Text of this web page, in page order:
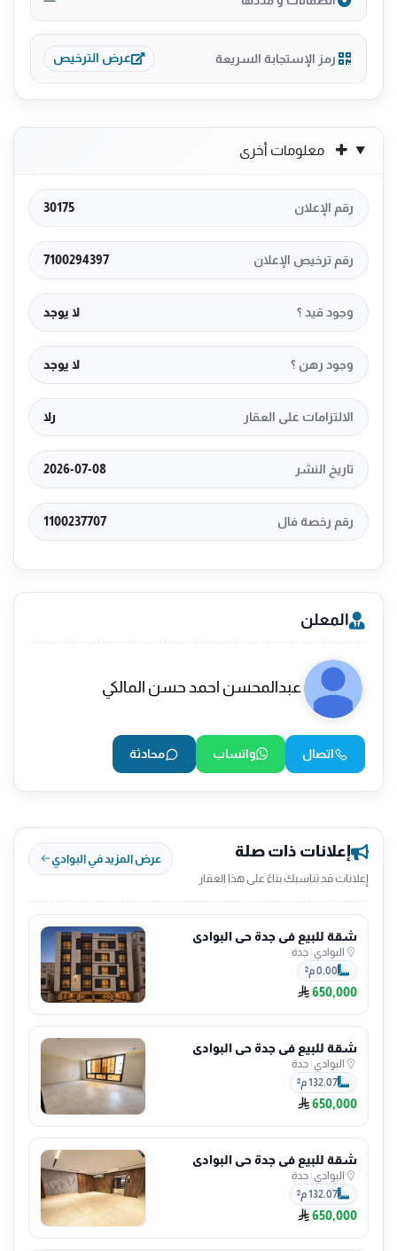
رمز الإستجابة السريعة عرض الترخيص
معلومات أخرى
رقم الإعلان 30175
رقم ترخيص الإعلان 7100294397
وجود قيد ؟ لا يوجد
وجود رهن ؟ لا يوجد
الالتزامات على العقار رلا
تاريخ النشر 2026-07-08
رقم رخصة فال 1100237707
المعلن
عبدالمحسن احمد حسن المالكي
اتصال واتساب محادثة
إعلانات ذات صلة
إعلانات قد تناسبك بناءً على هذا العقار
عرض المزيد في البوادي
شقة للبيع في جدة حي البوادي
البوادي | جدة
0.00 م²
650,000
شقة للبيع في جدة حي البوادي
البوادي | جدة
132.07 م²
650,000
شقة للبيع في جدة حي البوادي
البوادي | جدة
132.07 م²
650,000